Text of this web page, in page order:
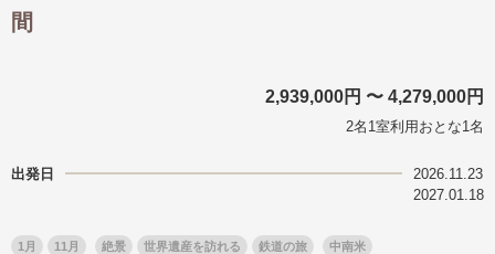
間
2,939,000円 〜 4,279,000円
2名1室利用おとな1名
出発日
2026.11.23
2027.01.18
1月 11月 絶景 世界遺産を訪れる 鉄道の旅 中南米